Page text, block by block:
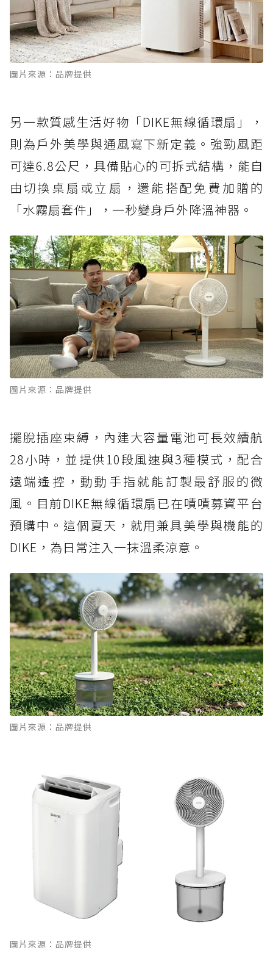
圖片來源：品牌提供
另一款質感生活好物「DIKE無線循環扇」，
則為戶外美學與通風寫下新定義。強勁風距
可達6.8公尺，具備貼心的可拆式結構，能自
由切換桌扇或立扇，還能搭配免費加贈的
「水霧扇套件」，一秒變身戶外降溫神器。
圖片來源：品牌提供
擺脫插座束縛，內建大容量電池可長效續航
28小時，並提供10段風速與3種模式，配合
遠端遙控，動動手指就能訂製最舒服的微
風。目前DIKE無線循環扇已在嘖嘖募資平台
預購中。這個夏天，就用兼具美學與機能的
DIKE，為日常注入一抹溫柔涼意。
圖片來源：品牌提供
圖片來源：品牌提供